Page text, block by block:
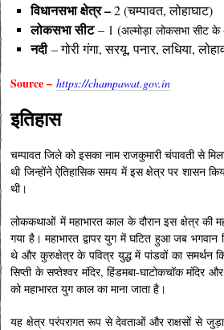
विधानसभा क्षेत्र –2 (चम्पावत, लोहाघाट)
लोकसभा सीट– 1 (अल्मोड़ा लोकसभा सीट के
नदी– गोरी गंगा, सरयू, पनार, लधिया,
Source –https://champawat.gov.in
इतिहास
चम्पावत जिले को इसका नाम राजकुमारी चंपावती से
थी जिन्होंने ऐतिहासिक समय में इस क्षेत्र पर शासन
थी।
लोककथाओं में महाभारत काल के दौरान इस क्षेत्र की
गया है। महाभारत द्वापर युग में घटित हुआ जब
थे और कुरुक्षेत्र के पवित्र युद्ध में पांडवों का समर्थन
सिप्ती के सप्तेश्वर मंदिर, हिंडमबा-घाटोकचॉक मंदिर
को महाभारत युग काल का माना जाता है।
यह क्षेत्र परंपरागत रूप से देवताओं और राक्षसों से